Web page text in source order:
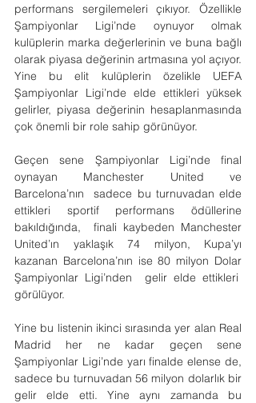
performans sergilemeleri çıkıyor. Özellikle
Şampiyonlar Ligi’nde oynuyor olmak
kulüplerin marka değerlerinin ve buna bağlı
olarak piyasa değerinin artmasına yol açıyor.
Yine bu elit kulüplerin özelikle UEFA
Şampiyonlar Ligi’nde elde ettikleri yüksek
gelirler, piyasa değerinin hesaplanmasında
çok önemli bir role sahip görünüyor.
Geçen sene Şampiyonlar Ligi’nde final
oynayan Manchester United ve
Barcelona’nın  sadece bu turnuvadan elde
ettikleri sportif performans ödüllerine
bakıldığında,  finali kaybeden Manchester
United’ın yaklaşık 74 milyon, Kupa’yı
kazanan Barcelona’nın ise 80 milyon Dolar
Şampiyonlar Ligi’nden  gelir elde ettikleri
görülüyor.
Yine bu listenin ikinci sırasında yer alan Real
Madrid her ne kadar geçen sene
Şampiyonlar Ligi’nde yarı finalde elense de,
sadece bu turnuvadan 56 milyon dolarlık bir
gelir elde etti. Yine aynı zamanda bu